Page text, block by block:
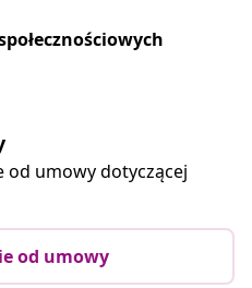
od umowy dotyczącej
od umowy